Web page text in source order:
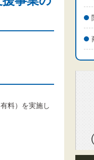
料）を実施し